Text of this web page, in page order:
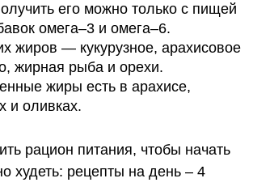
его можно только с пищей
омега–3 и омега–6.
жиров — кукурузное, арахисовое
жирная рыба и орехи.
жиры есть в арахисе,
и оливках.